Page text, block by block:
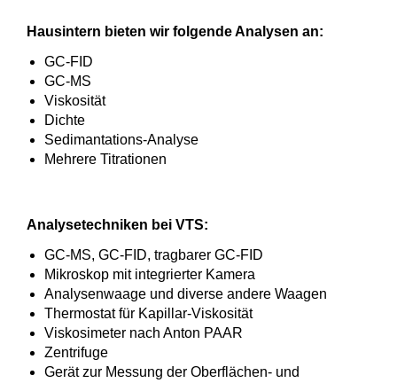
Hausintern bieten wir folgende Analysen an:
GC-FID
GC-MS
Viskosität
Dichte
Sedimantations-Analyse
Mehrere Titrationen
Analysetechniken bei VTS:
GC-MS, GC-FID, tragbarer GC-FID
Mikroskop mit integrierter Kamera
Analysenwaage und diverse andere Waagen
Thermostat für Kapillar-Viskosität
Viskosimeter nach Anton PAAR
Zentrifuge
Gerät zur Messung der Oberflächen- und